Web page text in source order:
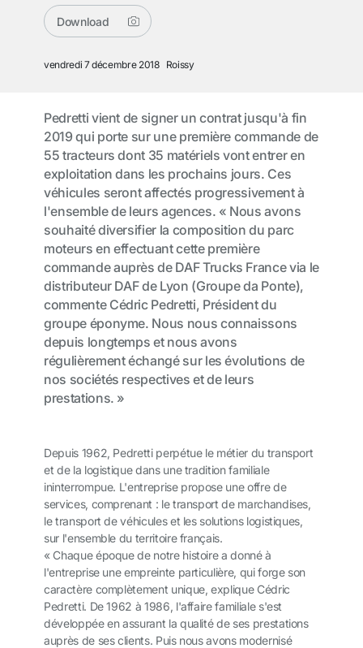
Download
vendredi 7 décembre 2018 Roissy
Pedretti vient de signer un contrat jusqu'à fin
2019 qui porte sur une première commande de
55 tracteurs dont 35 matériels vont entrer en
exploitation dans les prochains jours. Ces
véhicules seront affectés progressivement à
l'ensemble de leurs agences. « Nous avons
souhaité diversifier la composition du parc
moteurs en effectuant cette première
commande auprès de DAF Trucks France via le
distributeur DAF de Lyon (Groupe da Ponte),
commente Cédric Pedretti, Président du
groupe éponyme. Nous nous connaissons
depuis longtemps et nous avons
régulièrement échangé sur les évolutions de
nos sociétés respectives et de leurs
prestations. »
Depuis 1962, Pedretti perpétue le métier du transport
et de la logistique dans une tradition familiale
ininterrompue. L'entreprise propose une offre de
services, comprenant : le transport de marchandises,
le transport de véhicules et les solutions logistiques,
sur l'ensemble du territoire français.
« Chaque époque de notre histoire a donné à
l'entreprise une empreinte particulière, qui forge son
caractère complètement unique, explique Cédric
Pedretti. De 1962 à 1986, l'affaire familiale s'est
développée en assurant la qualité de ses prestations
auprès de ses clients. Puis nous avons modernisé